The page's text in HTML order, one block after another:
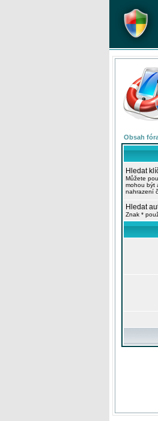
Obsah
Hledat
Můžete
mohou být
nahrazení
Hledat
Znak *